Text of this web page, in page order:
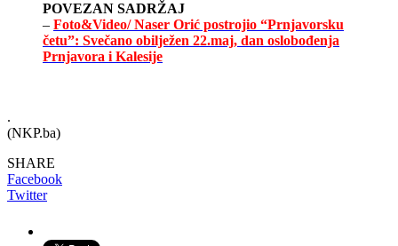
POVEZAN SADRŽAJ
– Foto&Video/ Naser Orić postrojio “Prnjavorsku
četu”: Svečano obilježen 22.maj, dan oslobođenja
Prnjavora i Kalesije
.
(NKP.ba)
SHARE
Facebook
Twitter